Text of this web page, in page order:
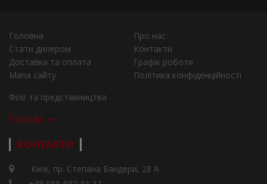
Головна
Про нас
Стати дилером
Контакти
Доставка та оплата
Графік роботи
Мапа сайту
Політика конфіденційності
Філії та представництва
Города
КОНТАКТИ
Київ, пр. Степана Бандери, 28 А